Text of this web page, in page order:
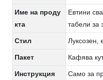
Име на проду
кта
Евтини
табели за
Стил Луксозен,
Пакет Кафява
Инструкция
Само за